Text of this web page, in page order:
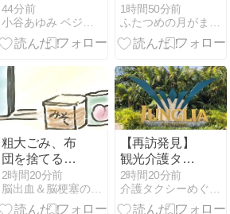
く人」の思い
込みをぶっ壊
す！傍観者を
ジアムに引き
ずり出す方法
44分前
小谷あゆみ ベジアナの野菜畑チャンネル
の手立て ひと
つめ 杖の役
割」
1時間50分前
ふたつめの月がまわってくる
粗大ごみ、布
団を捨てるの
はムズカシイ
の巻
2時間20分前
脳出血＆脳梗塞の母 在宅介護 暮らしの回想録
【再訪発見】
観光介護タク
シーめぐりが
車椅子ユーザ
ーへジャング
2時間20分前
介護タクシーめぐりのバリアフリー探訪記